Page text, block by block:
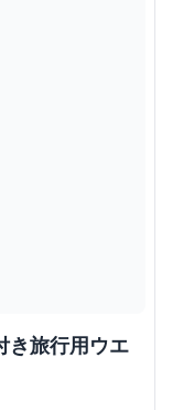
き旅行用ウエ